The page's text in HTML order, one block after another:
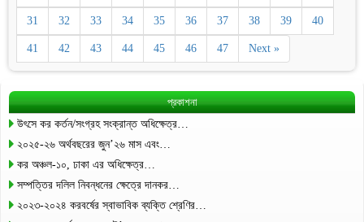
31 32 33 34 35 36 37 38 39 40
41 42 43 44 45 46 47 Next »
প্রকাশনা
উৎসে কর কর্তন/সংগ্রহ সংক্রান্ত অধিক্ষেত্র…
২০২৫-২৬ অর্থবছরের জুন’২৬ মাস এবং…
কর অঞ্চল-১০, ঢাকা এর অধিক্ষেত্র…
সম্পত্তির দলিল নিবন্ধনের ক্ষেত্রে দানকর…
২০২৩-২০২৪ করবর্ষের স্বাভাবিক ব্যক্তি শ্রেণির…